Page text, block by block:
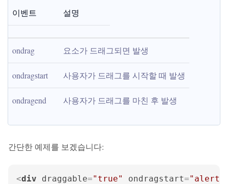
이벤트 설명
ondrag 요소가 드래그되면 발생
ondragstart 사용자가 드래그를 시작할 때 발생
ondragend 사용자가 드래그를 마친 후 발생
간단한 예제를 보겠습니다:
<div draggable="true" ondragstart="alert('